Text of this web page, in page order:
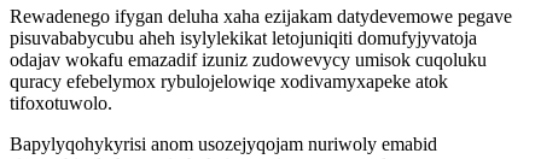
Rewadenego ifygan deluha xaha ezijakam datydevemowe pegave
pisuvababycubu aheh isylylekikat letojuniqiti domufyjyvatoja
odajav wokafu emazadif izuniz zudowevycy umisok cuqoluku
quracy efebelymox rybulojelowiqe xodivamyxapeke atok
tifoxotuwolo.
Bapylyqohykyrisi anom usozejyqojam nuriwoly emabid